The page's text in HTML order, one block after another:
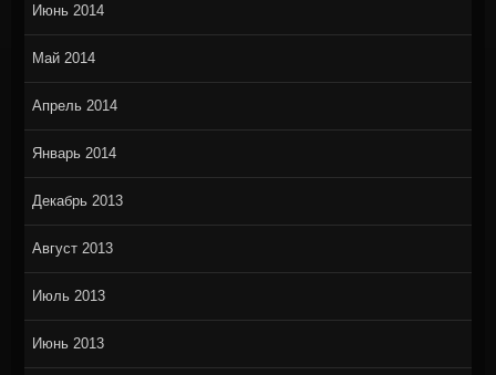
Июнь 2014
Май 2014
Апрель 2014
Январь 2014
Декабрь 2013
Август 2013
Июль 2013
Июнь 2013